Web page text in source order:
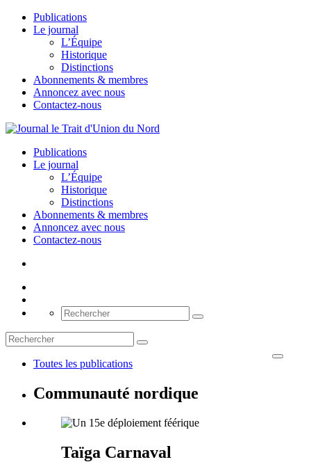
Publications
Le journal
L’Équipe
Historique
Distinctions
Abonnements & membres
Annoncez avec nous
Contactez-nous
Publications
Le journal
L’Équipe
Historique
Distinctions
Abonnements & membres
Annoncez avec nous
Contactez-nous
Toutes les publications
Communauté nordique
Taïga Carnaval